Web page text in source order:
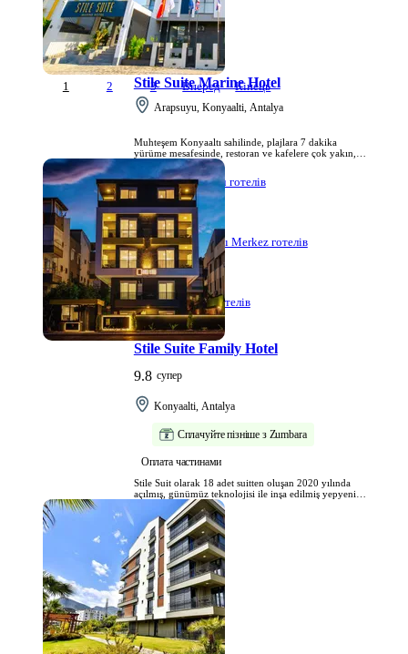
Stile Suite Marine Hotel
Arapsuyu, Konyaalti, Antalya
Muhteşem Konyaaltı sahilinde, plajlara 7 dakika
yürüme mesafesinde, restoran ve kafelere çok yakın,
sahil parkı, akvaryum, 5M Migros yürüme
mesafesindedir.
Stile Suite Family Hotel
супер
9.8
Konyaalti, Antalya
Сплачуйте пізніше з Zumbara
Оплата частинами
Stile Suit olarak 18 adet suitten oluşan 2020 yılında
açılmış, günümüz teknolojisi ile inşa edilmiş yepyeni
bir tesisiz. Apart otel işletmeciliğini otel standartlarında
sizlere sunmayı hedefledik.
1 2 3 Вперед Кінець
Arapsuyu готелів
Konyaaltı Merkez готелів
Liman готелів
Готелі Стамбула
Готелі Анталії
Готелі Аланії
Готелі Айвалика